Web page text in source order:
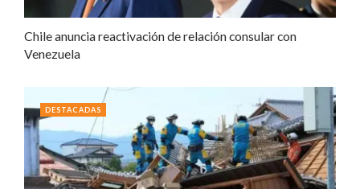
Chile anuncia reactivación de relación consular con
Venezuela
DESTACADAS